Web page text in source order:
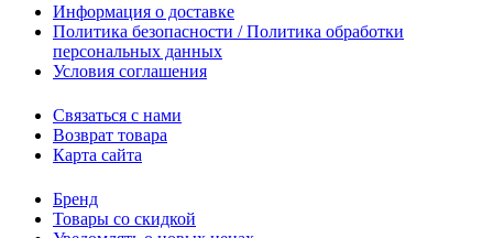
Информация о доставке
Политика безопасности / Политика обработки
персональных данных
Условия соглашения
Связаться с нами
Возврат товара
Карта сайта
Бренд
Товары со скидкой